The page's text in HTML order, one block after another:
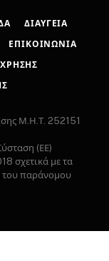
ΔΙΑΎΓΕΙΑ
ΕΠΙΚΟΙΝΩΝΊΑ
Μ.Η.Τ. 252151
(ΕΕ)
σχετικά με τα
του παράνομου